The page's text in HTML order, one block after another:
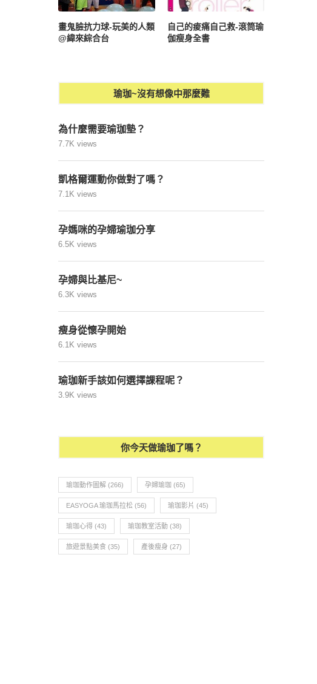
畫鬼臉抗力球-玩美的人類
@緯來綜合台
自己的痠痛自己救-滾筒瑜
伽瘦身全書
瑜珈~沒有想像中那麼難
為什麼需要瑜珈墊？
7.7K views
凱格爾運動你做對了嗎？
7.1K views
孕媽咪的孕婦瑜珈分享
6.5K views
孕婦與比基尼~
6.3K views
瘦身從懷孕開始
6.1K views
瑜珈新手該如何選擇課程呢？
3.9K views
你今天做瑜珈了嗎？
瑜珈動作圖解 (266) 孕婦瑜珈 (65)
EASYOGA 瑜珈馬拉松 (56) 瑜珈影片 (45)
瑜珈心得 (43) 瑜珈教室活動 (38)
旅遊景點美食 (35) 產後瘦身 (27)